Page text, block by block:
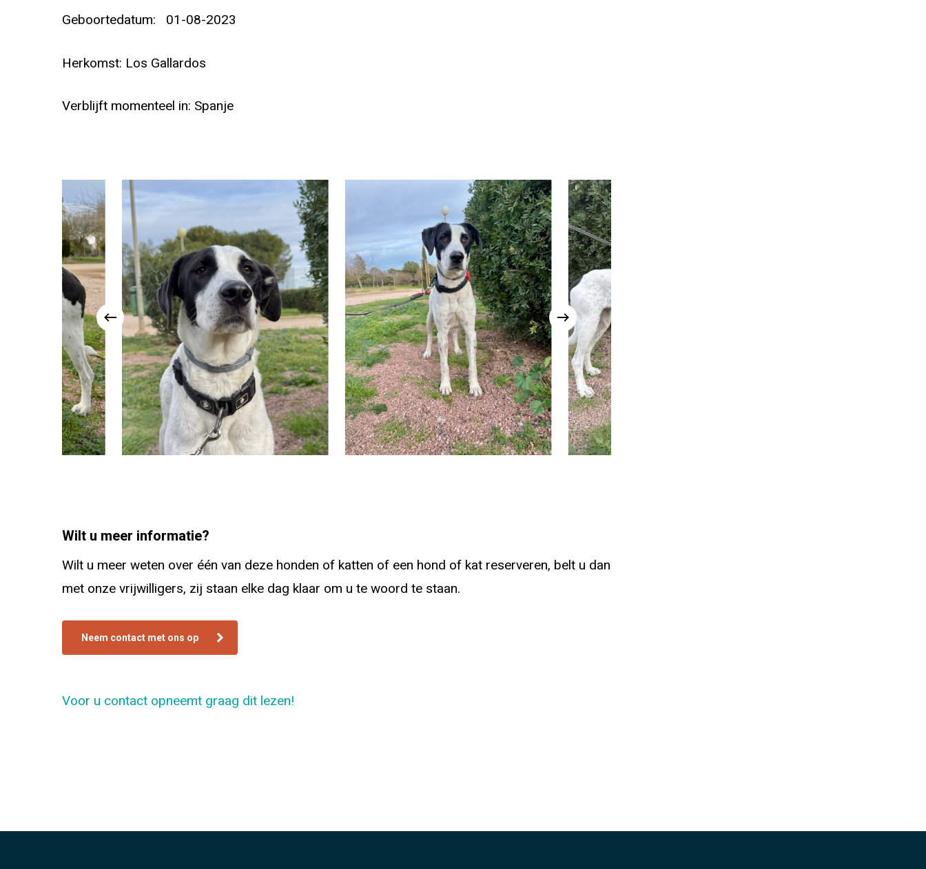
Geboortedatum: 01-08-2023
Herkomst: Los Gallardos
Verblijft momenteel in: Spanje
Wilt u meer informatie?
Wilt u meer weten over één van deze honden of katten of een hond of kat reserveren, belt u dan
met onze vrijwilligers, zij staan elke dag klaar om u te woord te staan.
Neem contact met ons op
Voor u contact opneemt graag dit lezen!